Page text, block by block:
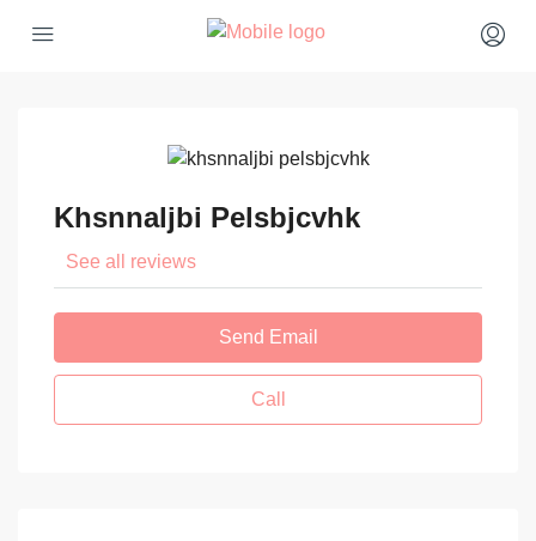
Khsnnaljbi Pelsbjcvhk
See all reviews
Send Email
Call